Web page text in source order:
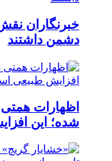
خبرنگاران
دشمن داشتند
شده؛ این